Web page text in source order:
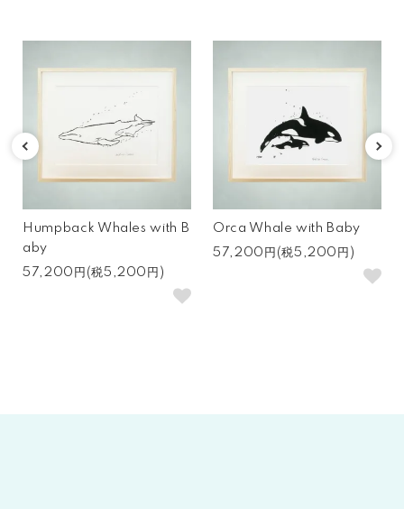
Humpback Whales with B
aby
57,200円(税5,200円)
Orca Whale with Baby
57,200円(税5,200円)